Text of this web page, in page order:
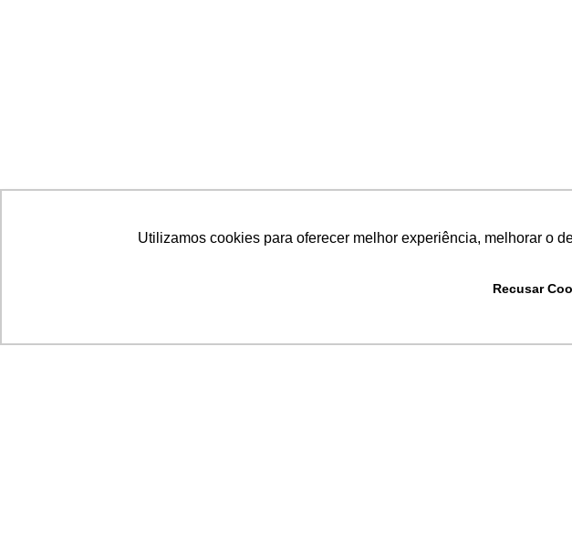
Utilizamos cookies para oferecer melhor experiência, melhorar o
Recusar